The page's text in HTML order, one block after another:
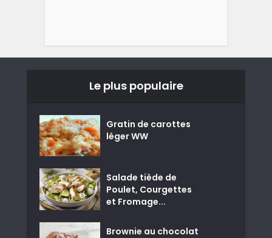
Le plus populaire
Gratin de carottes
léger WW
Salade tiède de
Poulet, Courgettes
et Fromage...
Brownie au chocolat